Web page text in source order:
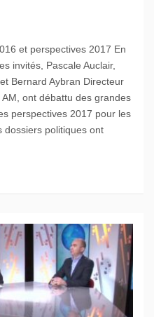
et perspectives 2017 En
invités, Pascale Auclair,
Bernard Aybran Directeur
ont débattu des grandes
perspectives 2017 pour les
dossiers politiques ont